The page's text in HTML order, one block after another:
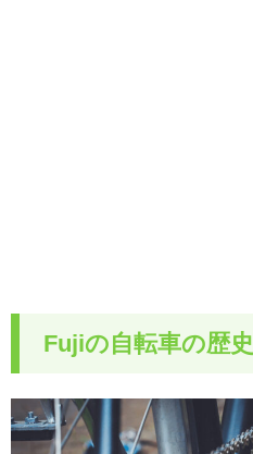
Fujiの自転車の歴史